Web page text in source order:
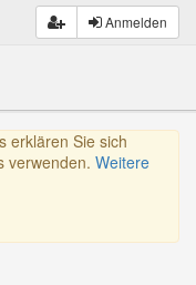
Anmelden
erklären Sie sich
verwenden. Weitere